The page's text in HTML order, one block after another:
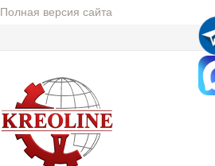
Полная версия сайта